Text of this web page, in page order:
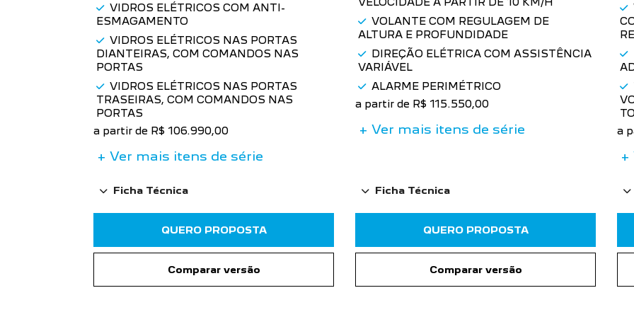
Style 26/26
a partir de R$ 106.990,00
Azul Obsession
FARÓIS DIANTEIROS COM
Active Turbo 26/26
a partir de R$ 115.550,00
Preto Perla Nera
VOLANTE SPORT DRIVE COM
a